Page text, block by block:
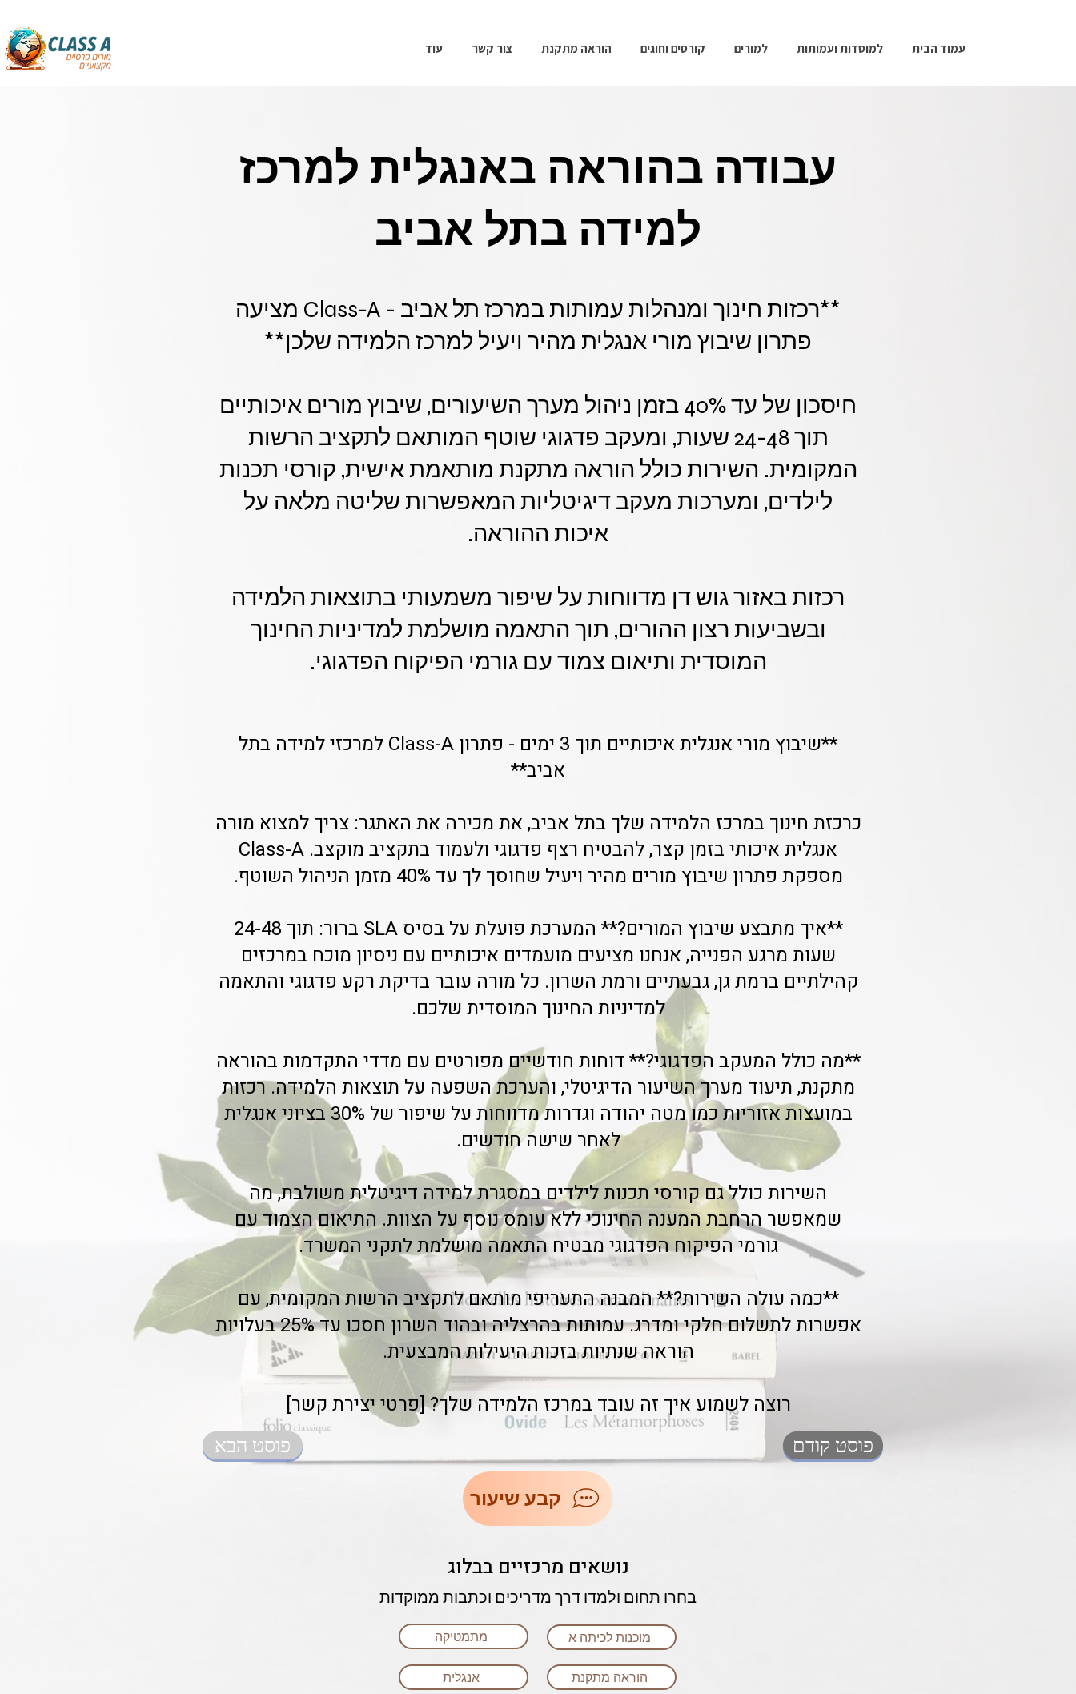
עמוד הבית למוסדות ועמותות למורים קורסים וחוגים הוראה מתקנת צור קשר עוד
עבודה בהוראה באנגלית למרכז
למידה בתל אביב
**רכזות חינוך ומנהלות עמותות במרכז תל אביב - Class-A מציעה
פתרון שיבוץ מורי אנגלית מהיר ויעיל למרכז הלמידה שלכן**
חיסכון של עד 40% בזמן ניהול מערך השיעורים, שיבוץ מורים איכותיים
תוך 24-48 שעות, ומעקב פדגוגי שוטף המותאם לתקציב הרשות
המקומית. השירות כולל הוראה מתקנת מותאמת אישית, קורסי תכנות
לילדים, ומערכות מעקב דיגיטליות המאפשרות שליטה מלאה על
איכות ההוראה.
רכזות באזור גוש דן מדווחות על שיפור משמעותי בתוצאות הלמידה
ובשביעות רצון ההורים, תוך התאמה מושלמת למדיניות החינוך
המוסדית ותיאום צמוד עם גורמי הפיקוח הפדגוגי.
**שיבוץ מורי אנגלית איכותיים תוך 3 ימים - פתרון Class-A למרכזי למידה בתל
אביב**
כרכזת חינוך במרכז הלמידה שלך בתל אביב, את מכירה את האתגר: צריך למצוא מורה
אנגלית איכותי בזמן קצר, להבטיח רצף פדגוגי ולעמוד בתקציב מוקצב. Class-A
מספקת פתרון שיבוץ מורים מהיר ויעיל שחוסך לך עד 40% מזמן הניהול השוטף.
**איך מתבצע שיבוץ המורים?** המערכת פועלת על בסיס SLA ברור: תוך 24-48
שעות מרגע הפנייה, אנחנו מציעים מועמדים איכותיים עם ניסיון מוכח במרכזים
קהילתיים ברמת גן, גבעתיים ורמת השרון. כל מורה עובר בדיקת רקע פדגוגי והתאמה
למדיניות החינוך המוסדית שלכם.
**מה כולל המעקב הפדגוגי?** דוחות חודשיים מפורטים עם מדדי התקדמות בהוראה
מתקנת, תיעוד מערך השיעור הדיגיטלי, והערכת השפעה על תוצאות הלמידה. רכזות
במועצות אזוריות כמו מטה יהודה וגדרות מדווחות על שיפור של 30% בציוני אנגלית
לאחר שישה חודשים.
השירות כולל גם קורסי תכנות לילדים במסגרת למידה דיגיטלית משולבת, מה
שמאפשר הרחבת המענה החינוכי ללא עומס נוסף על הצוות. התיאום הצמוד עם
גורמי הפיקוח הפדגוגי מבטיח התאמה מושלמת לתקני המשרד.
**כמה עולה השירות?** המבנה התעריפי מותאם לתקציב הרשות המקומית, עם
אפשרות לתשלום חלקי ומדרג. עמותות בהרצליה ובהוד השרון חסכו עד 25% בעלויות
הוראה שנתיות בזכות היעילות המבצעית.
רוצה לשמוע איך זה עובד במרכז הלמידה שלך? [פרטי יצירת קשר]
פוסט הבא פוסט קודם
קבע שיעור
נושאים מרכזיים בבלוג
בחרו תחום ולמדו דרך מדריכים וכתבות ממוקדות
מוכנות לכיתה א מתמטיקה
הוראה מתקנת אנגלית